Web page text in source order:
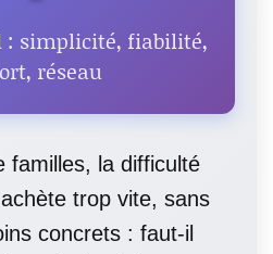
: simplicité, fiabilité,
réseau
familles, la difficulté
trop vite, sans
concrets : faut-il